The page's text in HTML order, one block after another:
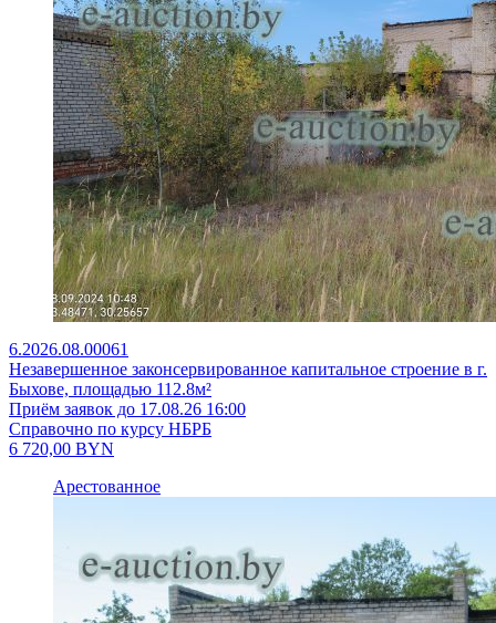
6.2026.08.00061
Незавершенное законсервированное капитальное строение в г.
Быхове, площадью 112.8м²
Приём заявок до 17.08.26 16:00
Справочно по курсу НБРБ
6 720,00 BYN
Арестованное